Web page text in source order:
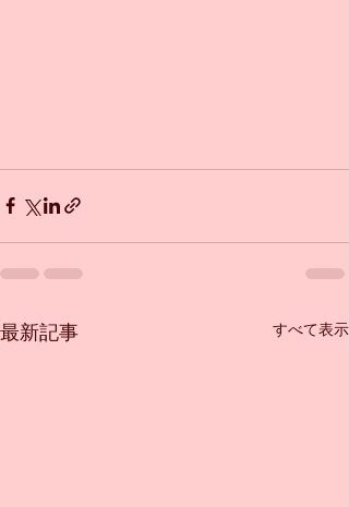
最新記事 すべて表示